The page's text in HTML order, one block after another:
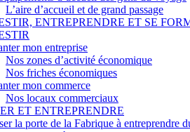
L’aire d’accueil et de grand passage
ENTREPRENDRE ET SE
mon entreprise
Nos zones d’activité économique
Nos friches économiques
mon commerce
Nos locaux commerciaux
ET ENTREPRENDRE
la porte de la Fabrique à entreprendre